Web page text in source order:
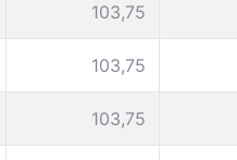
103,75
103,75
103,75